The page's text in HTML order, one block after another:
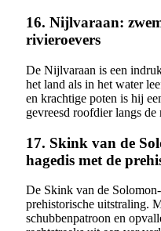
16. Nijlvaraan:
rivieroevers
De Nijlvaraan is een
het land als in het water
en krachtige poten is hij
gevreesd roofdier langs de
17. Skink van de
hagedis met de
De Skink van de
prehistorische uitstraling.
schubbenpatroon en